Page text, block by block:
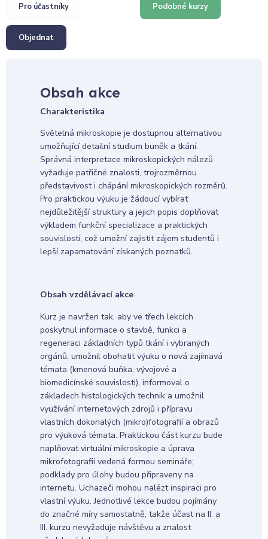
Pro účastníky Podobné kurzy
Objednat
Obsah akce
Charakteristika
Světelná mikroskopie je dostupnou alternativou
umožňující detailní studium buněk a tkání.
Správná interpretace mikroskopických nálezů
vyžaduje patřičné znalosti, trojrozměrnou
představivost i chápání mikroskopických rozměrů.
Pro praktickou výuku je žádoucí vybírat
nejdůležitější struktury a jejich popis doplňovat
výkladem funkční specializace a praktických
souvislostí, což umožní zajistit zájem studentů i
lepší zapamatování získaných poznatků.
Obsah vzdělávací akce
Kurz je navržen tak, aby ve třech lekcích
poskytnul informace o stavbě, funkci a
regeneraci základních typů tkání i vybraných
orgánů, umožnil obohatit výuku o nová zajímavá
témata (kmenová buňka, vývojové a
biomedicínské souvislosti), informoval o
základech histologických technik a umožnil
využívání internetových zdrojů i přípravu
vlastních dokonalých (mikro)fotografií a obrazů
pro výuková témata. Praktickou část kurzu bude
naplňovat virtuální mikroskopie a úprava
mikrofotografií vedená formou semináře;
podklady pro úlohy budou připraveny na
internetu. Uchazeči mohou nalézt inspiraci pro
vlastní výuku. Jednotlivé lekce budou pojímány
do značné míry samostatně, takže účast na II. a
III. kurzu nevyžaduje návštěvu a znalost